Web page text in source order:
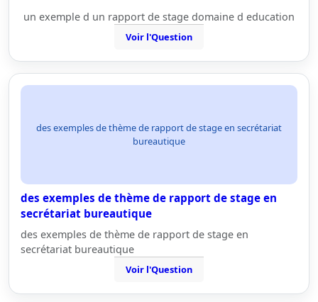
un exemple d un rapport de stage domaine d education
Voir l'Question
des exemples de thème de rapport de stage en secrétariat
bureautique
des exemples de thème de rapport de stage en
secrétariat bureautique
des exemples de thème de rapport de stage en
secrétariat bureautique
Voir l'Question